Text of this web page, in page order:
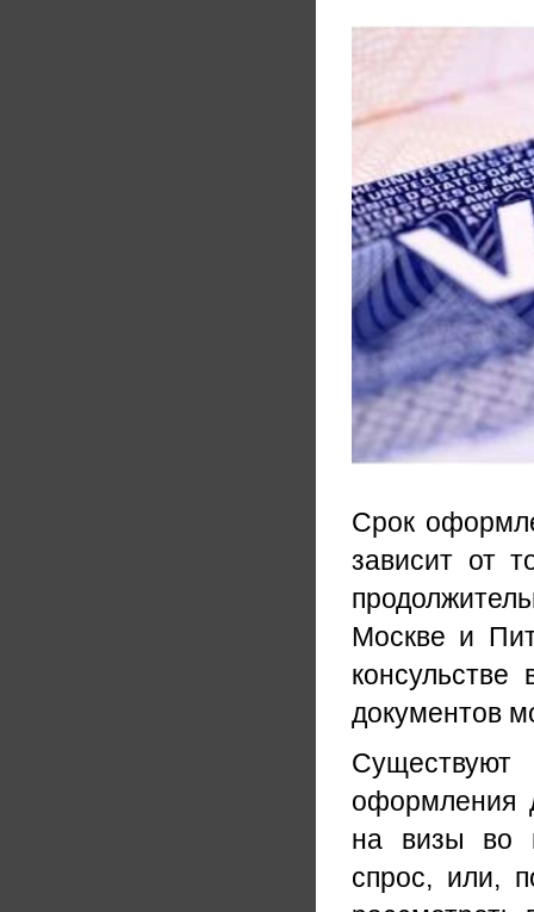
Срок
зависит от
Москве и
документов
оформления
на визы во
спрос, или,